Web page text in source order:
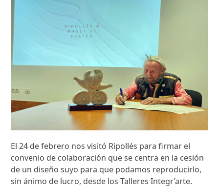
El 24 de febrero nos visitó Ripollés para firmar el
convenio de colaboración que se centra en la cesión
de un diseño suyo para que podamos reproducirlo,
sin ánimo de lucro, desde los Talleres Integr’arte.